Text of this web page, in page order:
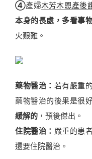
④產婦木芳木恩產後
本身的長處，多看事
火艱難。
藥物醫治： 若有嚴重
藥物醫治的後果是很
緩解的 ，預後傑出。
住院醫治： 嚴重的患
還要住院醫治。